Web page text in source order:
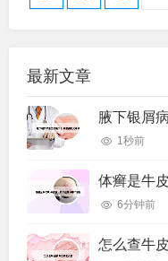
最新文章
1秒前
6分钟前
怎么查牛